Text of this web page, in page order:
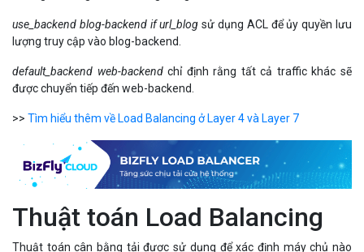
use_backend blog-backend if url_blog sử dụng ACL để ủy quyền lưu
lượng truy cập vào blog-backend.
default_backend web-backendchỉ định rằng tất cả traffic khác sẽ
được chuyển tiếp đến web-backend.
>> Tìm hiểu thêm về Load Balancing ở Layer 4 và Layer 7
Thuật toán Load Balancing
Thuật toán cân bằng tải được sử dụng để xác định máy chủ nào